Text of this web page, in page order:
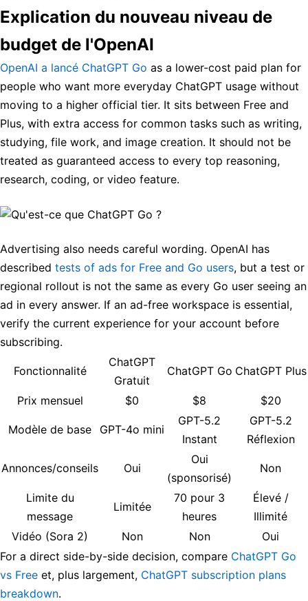
Explication du nouveau niveau de
budget de l'OpenAI
OpenAI a lancé ChatGPT Go as a lower-cost paid plan for
people who want more everyday ChatGPT usage without
moving to a higher official tier. It sits between Free and
Plus, with extra access for common tasks such as writing,
studying, file work, and image creation. It should not be
treated as guaranteed access to every top reasoning,
research, coding, or video feature.
Advertising also needs careful wording. OpenAI has
described tests of ads for Free and Go users, but a test or
regional rollout is not the same as every Go user seeing an
ad in every answer. If an ad-free workspace is essential,
verify the current experience for your account before
subscribing.
Fonctionnalité
ChatGPT
Gratuit
ChatGPT Go ChatGPT Plus
Prix mensuel $0 $8 $20
Modèle de base GPT-4o mini
GPT-5.2
Instant
GPT-5.2
Réflexion
Annonces/conseils Oui
Oui
(sponsorisé)
Non
Limite du
message
Limitée
70 pour 3
heures
Élevé /
Illimité
Vidéo (Sora 2)
Non Non
Oui
For a direct side-by-side decision, compare ChatGPT Go
vs Free et, plus largement, ChatGPT subscription plans
breakdown.